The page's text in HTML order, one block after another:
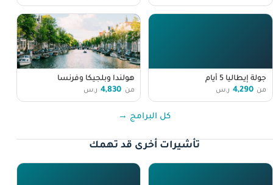
جولة إيطاليا 5 أيام
من 4,290 ر.س
هولندا وبلجيكا وفرنسا
من 4,830 ر.س
كل البرامج →
تأشيرات أخرى قد تهمك